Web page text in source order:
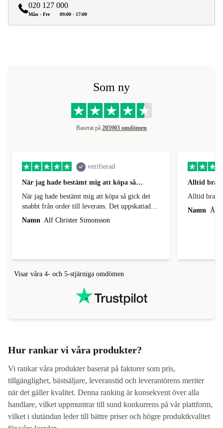
020 127 000
Mån - Fre 09:00 - 17:00
Som ny
Baserat på 205903 omdömen
verifierad
När jag hade bestämt mig att köpa så…
När jag hade bestämt mig att köpa så gick det
snabbt från order till leverans. Det uppskattades.
Jag är nöjd med klockan hittills. MVH. Alf
Namn Alf Christer Simonsson
Alltid bra
Alltid bra
Namn Åke
Visar våra 4- och 5-stjärniga omdömen
Hur rankar vi våra produkter?
Vi rankar våra produkter baserat på faktorer som pris,
tillgänglighet, bästsäljare, leveranstid och leverantörens meriter
när det gäller kvalitet. Denna ranking är konsekvent över alla
handlare, vilket uppmuntrar till sund konkurrens på vår plattform,
vilket i slutändan leder till bättre priser och högre produktkvalitet